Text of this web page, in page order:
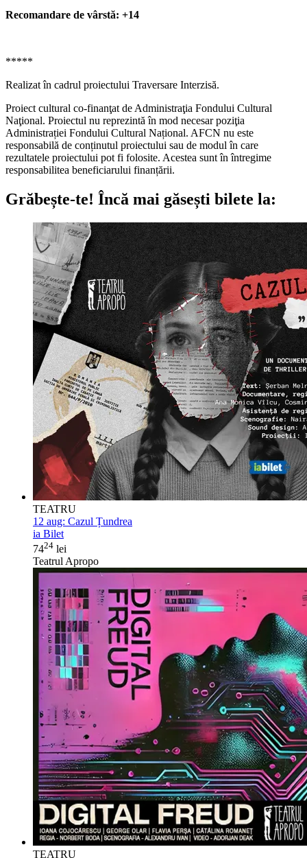
Recomandare de vârstă: +14
*****
Realizat în cadrul proiectului Traversare Interzisă.
Proiect cultural co-finanţat de Administraţia Fondului Cultural
Naţional. Proiectul nu reprezintă în mod necesar poziţia
Administrației Fondului Cultural Național. AFCN nu este
responsabilă de conținutul proiectului sau de modul în care
rezultatele proiectului pot fi folosite. Acestea sunt în întregime
responsabilitea beneficiarului finanțării.
Grăbește-te! Încă mai găsești bilete la:
TEATRU
12 aug: Cazul Țundrea
ia Bilet
7424 lei
Teatrul Apropo
TEATRU